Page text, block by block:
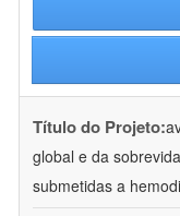
Título do Projeto:
global e da
submetidas a